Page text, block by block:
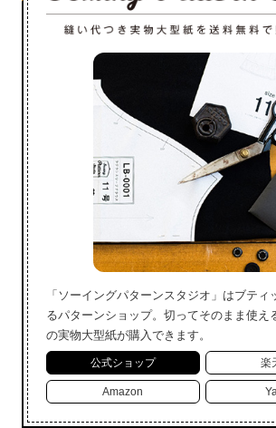
「ソーイングパターンスタジオ」はブティ
るパターンショップ。切ってそのまま使え
の実物大型紙が購入できます。
公式ショップ 楽
Amazon